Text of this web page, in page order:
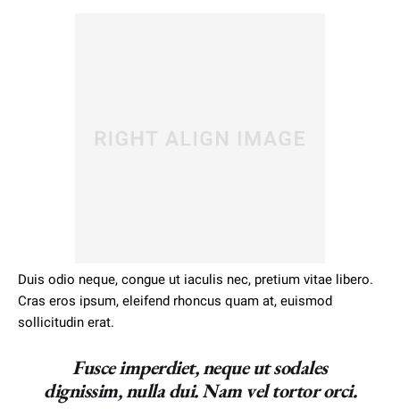
Duis odio neque, congue ut iaculis nec, pretium vitae libero.
Cras eros ipsum, eleifend rhoncus quam at, euismod
sollicitudin erat.
Fusce imperdiet, neque ut sodales
dignissim, nulla dui. Nam vel tortor orci.